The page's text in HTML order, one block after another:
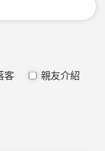
客 親友介紹